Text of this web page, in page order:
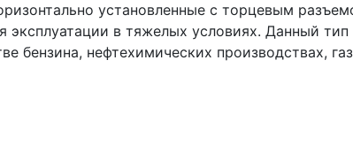
установленные с торцевым
в тяжелых условиях. Данный
бензина, нефтехимических